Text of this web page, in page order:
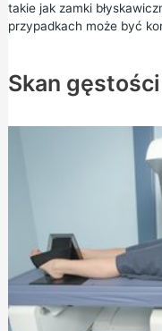
takie jak zamki
przypadkach może być
Skan